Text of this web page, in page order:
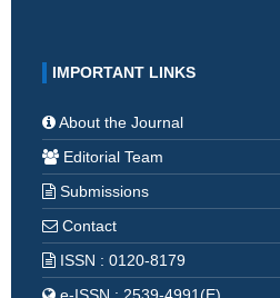
IMPORTANT LINKS
About the Journal
Editorial Team
Submissions
Contact
ISSN : 0120-8179